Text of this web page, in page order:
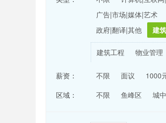
广告|市场|媒体|艺术
政府|翻译|其他
建
建筑工程 物业管理
薪资： 不限 面议 1000
区域：
不限 鱼峰区 城